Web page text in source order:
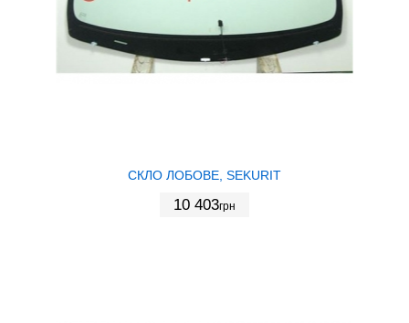
СКЛО ЛОБОВЕ, SEKURIT
10 403грн